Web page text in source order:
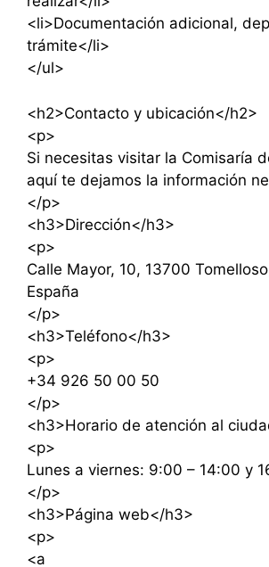
<li>Documentación adicional,
trámite</li>
</ul>
<h2>Contacto y ubicación</h2>
<p>
Si necesitas visitar la Comisaría
aquí te dejamos la información
</p>
<h3>Dirección</h3>
<p>
Calle Mayor, 10, 13700
España
</p>
<h3>Teléfono</h3>
<p>
+34 926 50 00 50
</p>
<h3>Horario de atención al
<p>
Lunes a viernes: 9:00 – 14:00 y
</p>
<h3>Página web</h3>
<p>
<a